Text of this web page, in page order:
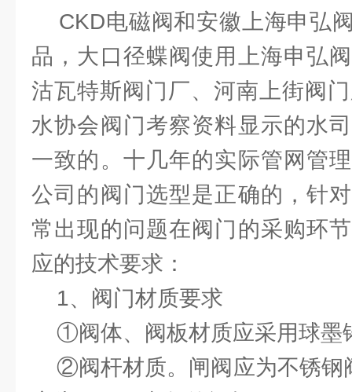
CKD电磁阀和安徽上海申弘
品，大口径蝶阀使用上海申弘
沽瓦特斯阀门厂、河南上街阀
水协会阀门考察资料显示的水
一致的。十几年的实际管网管
公司的阀门选型是正确的，针
常出现的问题在阀门的采购环
应的技术要求：
1、阀门材质要求
①阀体、阀板材质应采用球墨
②阀杆材质。闸阀应为不锈钢